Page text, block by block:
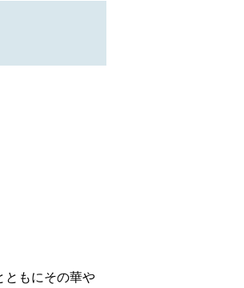
ともにその華や